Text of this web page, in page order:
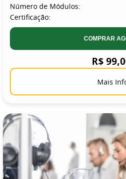
Número de Módulos:
Certificação:
COMPRAR
R$
Mais